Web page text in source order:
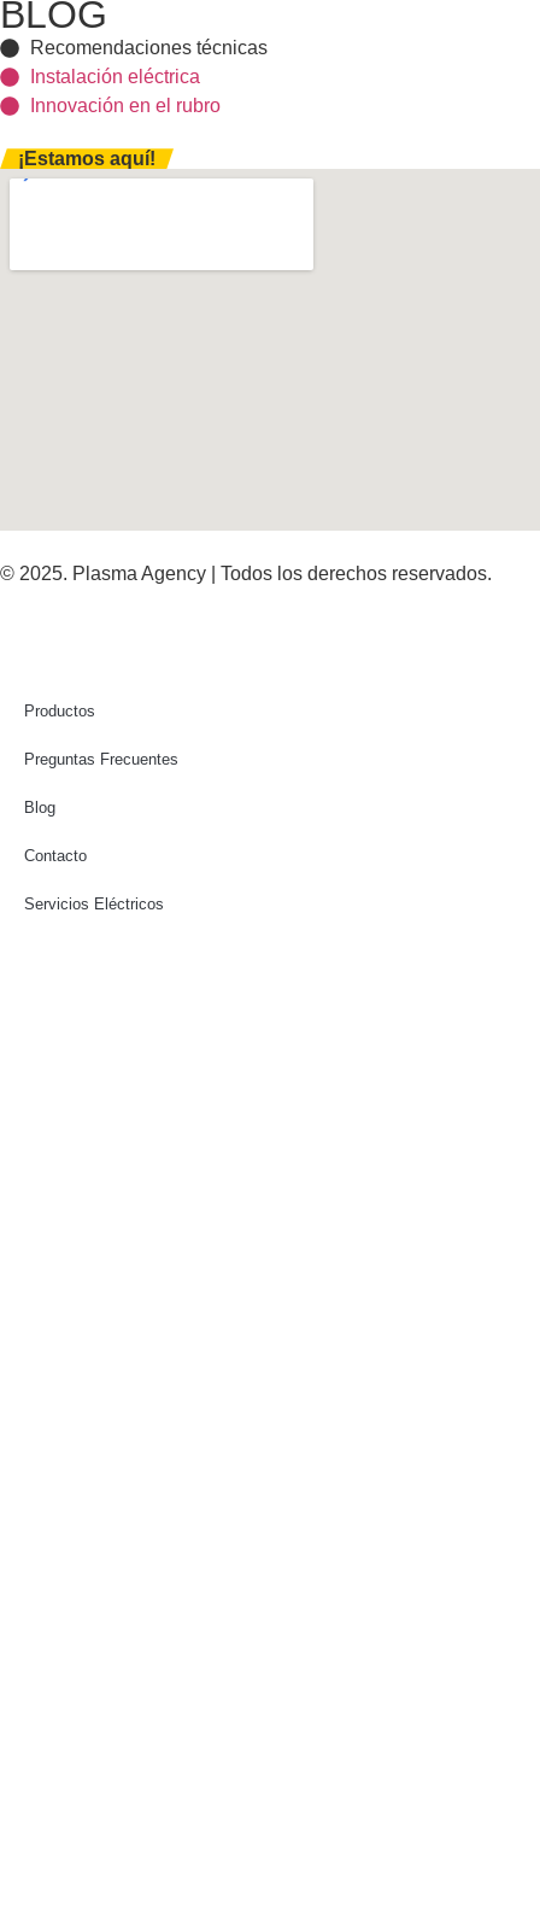
BLOG
Recomendaciones técnicas
Instalación eléctrica
Innovación en el rubro
¡Estamos aquí!
© 2025. Plasma Agency | Todos los derechos reservados.
Productos
Preguntas Frecuentes
Blog
Contacto
Servicios Eléctricos